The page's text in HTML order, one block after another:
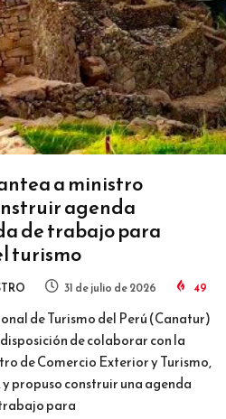
a ministro
agenda
de trabajo para
turismo
31 de julio de 2026 49
de Turismo del Perú (Canatur)
de colaborar con la
de Comercio Exterior y Turismo,
propuso construir una agenda
para